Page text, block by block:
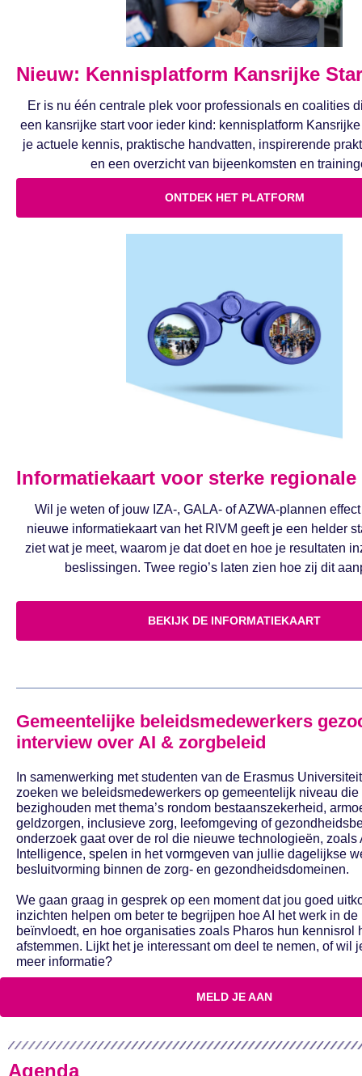
Nieuw: Kennisplatform Kansrijke
Er is nu één centrale plek voor professionals en coalities
een kansrijke start voor ieder kind: kennisplatform
je actuele kennis, praktische handvatten, inspirerende
en een overzicht van bijeenkomsten en
ONTDEK HET PLATFORM
Informatiekaart voor sterke regionale
Wil je weten of jouw IZA-, GALA- of AZWA-plannen
nieuwe informatiekaart van het RIVM geeft je een helder
ziet wat je meet, waarom je dat doet en hoe je resultaten
beslissingen. Twee regio’s laten zien hoe zij dit
BEKIJK DE INFORMATIEKAART
Gemeentelijke beleidsmedewerkers
interview over AI & zorgbeleid
In samenwerking met studenten van de Erasmus
zoeken we beleidsmedewerkers op gemeentelijk niveau die
bezighouden met thema’s rondom bestaanszekerheid,
geldzorgen, inclusieve zorg, leefomgeving of
onderzoek gaat over de rol die nieuwe technologieën, zoals
Intelligence, spelen in het vormgeven van jullie dagelijkse
besluitvorming binnen de zorg- en gezondheidsdomeinen.
We gaan graag in gesprek op een moment dat jou goed
inzichten helpen om beter te begrijpen hoe AI het werk in
beïnvloedt, en hoe organisaties zoals Pharos hun kennisrol
afstemmen. Lijkt het je interessant om deel te nemen, of wil
meer informatie?
MELD JE AAN
Agenda